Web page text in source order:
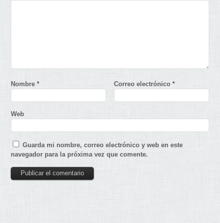
Nombre* Correo electrónico*
Web
Guarda mi nombre, correo electrónico y web en este
navegador para la próxima vez que comente.